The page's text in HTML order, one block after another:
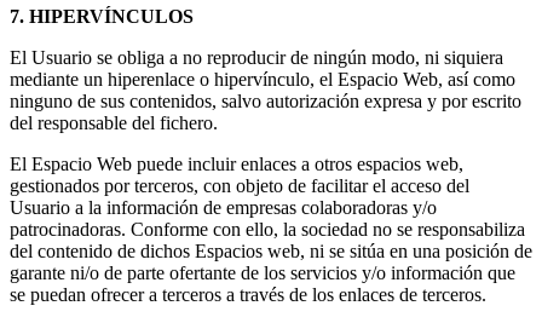
7. HIPERVÍNCULOS
El Usuario se obliga a no reproducir de ningún modo, ni siquiera
mediante un hiperenlace o hipervínculo, el Espacio Web, así como
ninguno de sus contenidos, salvo autorización expresa y por escrito
del responsable del fichero.
El Espacio Web puede incluir enlaces a otros espacios web,
gestionados por terceros, con objeto de facilitar el acceso del
Usuario a la información de empresas colaboradoras y/o
patrocinadoras. Conforme con ello, la sociedad no se responsabiliza
del contenido de dichos Espacios web, ni se sitúa en una posición de
garante ni/o de parte ofertante de los servicios y/o información que
se puedan ofrecer a terceros a través de los enlaces de terceros.